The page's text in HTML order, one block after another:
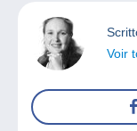
Voir